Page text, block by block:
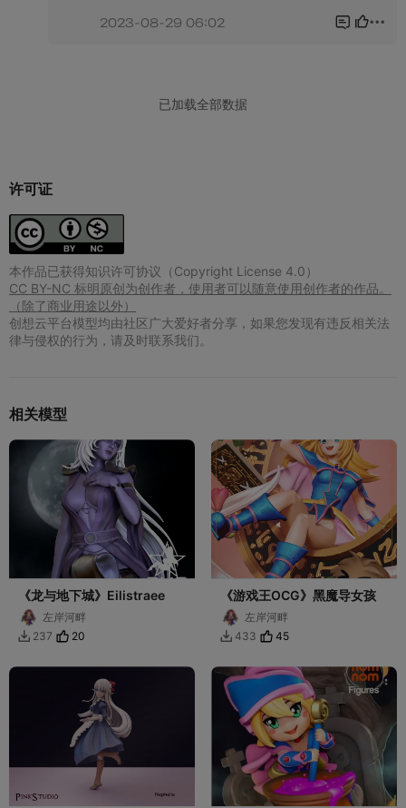
许可证
本作品已获得知识许可协议（Copyright License 4.0）
CC BY-NC 标明原创为创作者，使用者可以随意使用创作者的作品。
（除了商业用途以外）
创想云平台模型均由社区广大爱好者分享，如果您发现有违反相关法
律与侵权的行为，请及时联系我们。
相关模型
《龙与地下城》Eilistraee
左岸河畔
 237 20
《游戏王OCG》黑魔导女孩
左岸河畔
 433 45